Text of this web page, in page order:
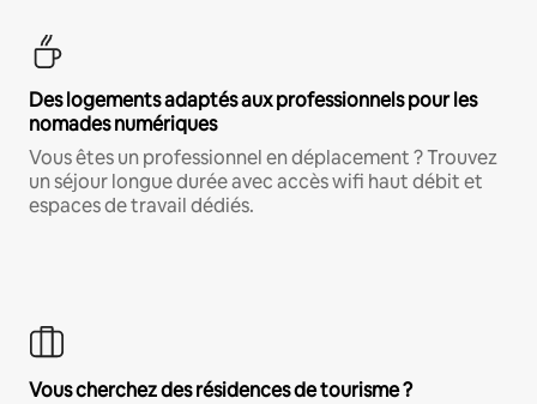
Des logements adaptés aux professionnels pour les
nomades numériques
Vous êtes un professionnel en déplacement ? Trouvez
un séjour longue durée avec accès wifi haut débit et
espaces de travail dédiés.
Vous cherchez des résidences de tourisme ?